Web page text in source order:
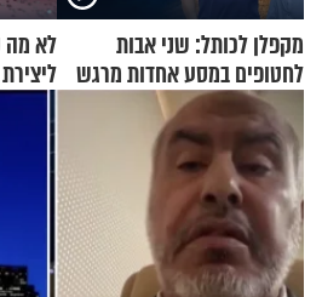
מקפלן לכותל: שני אבות
לחטופים במסע אחדות מרגש